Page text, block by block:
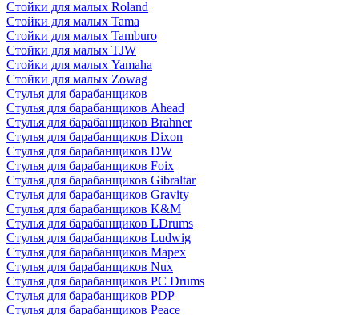
Стойки для малых Roland
Стойки для малых Tama
Стойки для малых Tamburo
Стойки для малых TJW
Стойки для малых Yamaha
Стойки для малых Zowag
Стулья для барабанщиков
Стулья для барабанщиков Ahead
Стулья для барабанщиков Brahner
Стулья для барабанщиков Dixon
Стулья для барабанщиков DW
Стулья для барабанщиков Foix
Стулья для барабанщиков Gibraltar
Стулья для барабанщиков Gravity
Стулья для барабанщиков K&M
Стулья для барабанщиков LDrums
Стулья для барабанщиков Ludwig
Стулья для барабанщиков Mapex
Стулья для барабанщиков Nux
Стулья для барабанщиков PC Drums
Стулья для барабанщиков PDP
Стулья для барабанщиков Peace